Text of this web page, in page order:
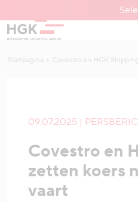
Naar inhoud
Startpagina Covestro en HGK
09.07.2025 |
Covestro en
zetten koers
vaart